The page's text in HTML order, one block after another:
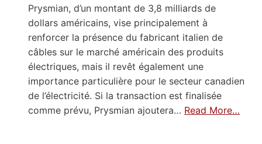
Prysmian, d’un montant de 3,8 milliards de
dollars américains, vise principalement à
renforcer la présence du fabricant italien de
câbles sur le marché américain des produits
électriques, mais il revêt également une
importance particulière pour le secteur canadien
de l’électricité. Si la transaction est finalisée
comme prévu, Prysmian ajoutera… Read More…